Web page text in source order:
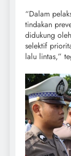
“Dalam
tindakan
didukung
selektif
lalu lintas,”